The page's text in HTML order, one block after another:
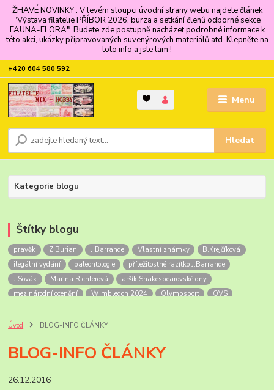
ŽHAVÉ NOVINKY : V levém sloupci úvodní strany webu najdete článek
"Výstava filatelie PŘÍBOR 2026, burza a setkání členů odborné sekce
FAUNA-FLORA". Budete zde postupně nacházet podrobné informace k
této akci, ukázky připravovaných suvenýrových materiálů atd. Klepněte na
toto info a jste tam !
Menu
Hledat
+420 604 580 592
Kategorie blogu
Štítky blogu
pravěk Z.Burian J.Barrande Vlastní známky
B.Krejčíková
ilegální vydání
paleontologie
příležitostné razítko J.Barrande
J.Sovák
Marina Richterová
aršík Shakespearovské dny
mezinárodní ocenění
Wimbledon 2024 Olympsport
OVS
non-stop let Mexiko-NY
Soutěžní exponát
výročí pošt
Bill Picket USA zajímavosti
Georg VI
Úvod BLOG-INFO ČLÁNKY
BLOG-INFO ČLÁNKY
26.12.2016